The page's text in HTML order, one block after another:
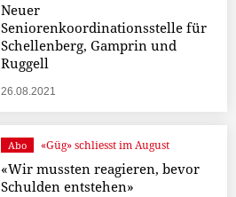
Neuer
Seniorenkoordinationsstelle für
Schellenberg, Gamprin und
Ruggell
26.08.2021
Abo «Güg» schliesst im August
«Wir mussten reagieren, bevor
Schulden entstehen»